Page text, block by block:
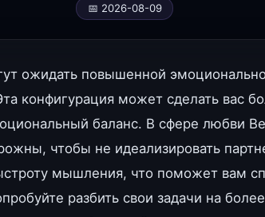
📅 2026-08-09
ожидать повышенной
конфигурация может сделать вас
баланс. В сфере любви
чтобы не идеализировать
мышления, что поможет вам
разбить свои задачи на